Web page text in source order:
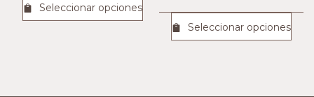
Seleccionar opciones
Seleccionar opciones